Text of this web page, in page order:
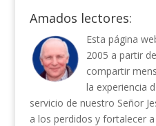
Amados lectores:
Esta página
2005 a partir
compartir
la experiencia
servicio de nuestro Señor
a los perdidos y fortalecer